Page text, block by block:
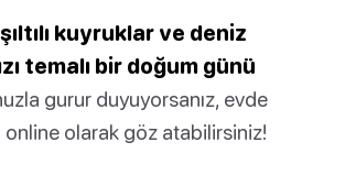
kuyruklar ve deniz
temalı bir doğum günü
gurur duyuyorsanız, evde
olarak göz atabilirsiniz!